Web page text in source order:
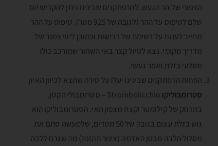
הצפוני של הר הגעש. להרפתקנים שבינינו ניתן להקדיש יום
שלם לטיפוס על ההר (לגובה של 925 מטר). טיפוס על ההר
מחייב לענות על רשימה של דרישות וכמובן ליווי צמוד של
מדריך מקומי. נצא לטיול קצר באי השחור שמורכב כולו
מסלעי בזלת ואפר געשי.
הפחות הרפתקנים שבינינו יעלו על סירה שתצא לכיוון האיון
סְטְרומְבּוליקו
Strombolicchio – סְטְרומְבּולי הקטן,
במרחק של קילומטר וקצת מצפון האי. הסְטְרומְבּוליקו הוא
גוש בזלת עצום בגובה של 50 מטרים, שלמעשה סתם את
מסלול הלבה מבטן האדמה (צינור ההזנה) מה שגרם ללבה